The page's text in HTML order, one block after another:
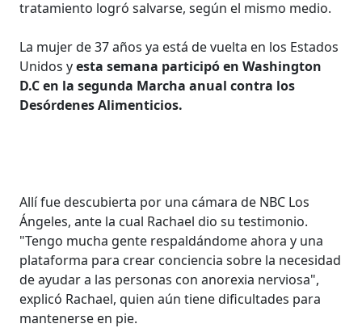
tratamiento logró salvarse, según el mismo medio.
La mujer de 37 años ya está de vuelta en los Estados
Unidos yesta semana participó en Washington
D.C en la segunda Marcha anual contra los
Desórdenes Alimenticios.
Allí fue descubierta por una cámara de NBC Los
Ángeles, ante la cual Rachael dio su testimonio.
"Tengo mucha gente respaldándome ahora y una
plataforma para crear conciencia sobre la necesidad
de ayudar a las personas con anorexia nerviosa",
explicó Rachael, quien aún tiene dificultades para
mantenerse en pie.